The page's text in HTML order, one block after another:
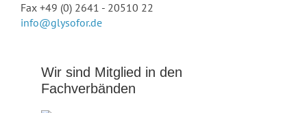
Fax +49 (0) 2641 - 20510 22
info@glysofor.de
Wir sind Mitglied in den
Fachverbänden